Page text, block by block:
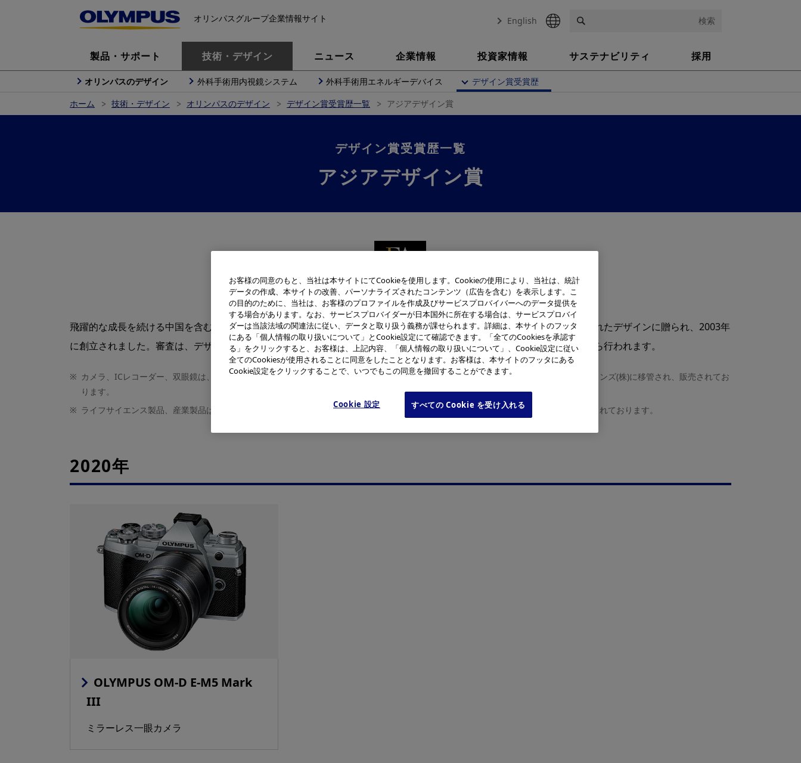
オリンパスグループ企業情報サイト English 検索
製品・サポート 技術・デザイン ニュース 企業情報 投資家情報 サステナビリティ 採用
オリンパスのデザイン 外科手術用内視鏡システム 外科手術用エネルギーデバイス
デザイン賞受賞歴
ホーム
技術・デザイン オリンパスのデザイン デザイン賞受賞歴一覧 アジアデザイン賞
デザイン賞受賞歴一覧
アジアデザイン賞
飛躍的な成長を続ける中国を含むアジア市場にフォーカスしたユニークなデザイン賞です。アジアにおいて影響を与える優れたデザインに贈られ、2003年
に創立されました。審査は、デザイン性に加えて、デザインによってアジアのライフスタイルに与える影響力などの観点から行われます。
※ カメラ、ICレコーダー、双眼鏡は、オリンパス(株)が所有・管理する製品ではなくなりました。2021年1月以降、OMデジタルソリューションズ(株)に移管され、販売されてお
ります。
※ ライフサイエンス製品、産業製品はオリンパス(株)が所有・管理する製品ではなくなりました。これらは(株)エビデントに移管され、販売されております。
2020年
OLYMPUS OM-D E-M5 Mark
III
ミラーレス一眼カメラ
お客様の同意のもと、当社は本サイトにてCookieを使用します。Cookieの使用により、当社は、統計
データの作成、本サイトの改善、パーソナライズされたコンテンツ（広告を含む）を表示します。こ
の目的のために、当社は、お客様のプロファイルを作成及びサービスプロバイバーへのデータ提供を
する場合があります。なお、サービスプロバイダーが日本国外に所在する場合は、サービスプロバイ
ダーは当該法域の関連法に従い、データと取り扱う義務が課せられます。詳細は、本サイトのフッタ
にある「個人情報の取り扱いについて」とCookie設定にて確認できます。「全てのCookiesを承認す
る」をクリックすると、お客様は、上記内容、「個人情報の取り扱いについて」、Cookie設定に従い
全てのCookiesが使用されることに同意をしたこととなります。お客様は、本サイトのフッタにある
Cookie設定をクリックすることで、いつでもこの同意を撤回することができます。
Cookie 設定 すべての Cookie を受け入れる